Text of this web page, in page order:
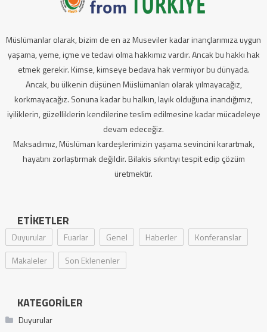
Müslümanlar olarak, bizim de en az Museviler kadar inançlarımıza uygun
yaşama, yeme, içme ve tedavi olma hakkımız vardır. Ancak bu hakkı hak
etmek gerekir. Kimse, kimseye bedava hak vermiyor bu dünyada.
Ancak, bu ülkenin düşünen Müslümanları olarak yılmayacağız,
korkmayacağız. Sonuna kadar bu halkın, layık olduğuna inandığımız,
iyiliklerin, güzelliklerin kendilerine teslim edilmesine kadar mücadeleye
devam edeceğiz.
Maksadımız, Müslüman kardeşlerimizin yaşama sevincini karartmak,
hayatını zorlaştırmak değildir. Bilakis sıkıntıyı tespit edip çözüm
üretmektir.
ETIKETLER
Duyurular Fuarlar Genel Haberler
Konferanslar
Makaleler
Son Eklenenler
KATEGORILER
Duyurular